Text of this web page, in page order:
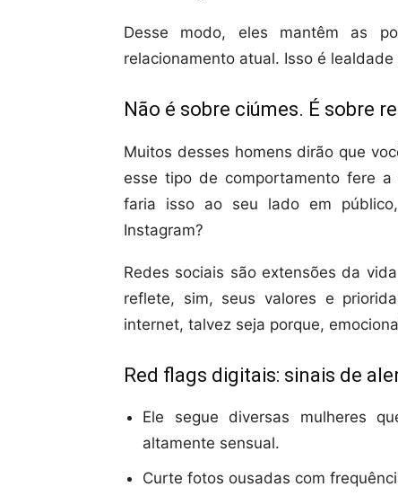
Desse modo, eles mantêm as
relacionamento atual. Isso é lealdade
Não é sobre ciúmes. É sobre
Muitos desses homens dirão que
esse tipo de comportamento fere
faria isso ao seu lado em
Instagram?
Redes sociais são extensões da
reflete, sim, seus valores e
internet, talvez seja porque,
Red flags digitais: sinais de
Ele segue diversas mulheres
altamente sensual.
Curte fotos ousadas com